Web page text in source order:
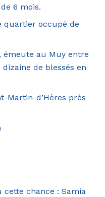
6 mois.
quartier occupé de
au Muy entre
de blessés en
Martin-d’Hères près
cette chance : Samia